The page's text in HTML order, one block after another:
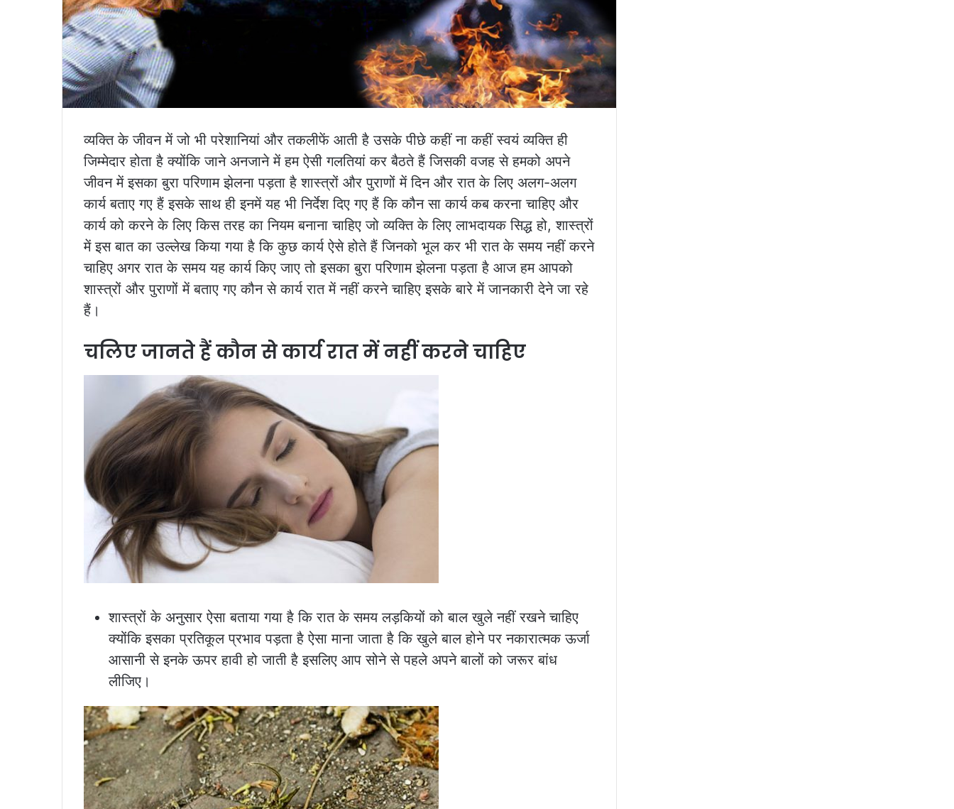
व्यक्ति के जीवन में जो भी परेशानियां और तकलीफें आती है उसके पीछे कहीं ना कहीं स्वयं व्यक्ति ही
जिम्मेदार होता है क्योंकि जाने अनजाने में हम ऐसी गलतियां कर बैठते हैं जिसकी वजह से हमको अपने
जीवन में इसका बुरा परिणाम झेलना पड़ता है शास्त्रों और पुराणों में दिन और रात के लिए अलग-अलग
कार्य बताए गए हैं इसके साथ ही इनमें यह भी निर्देश दिए गए हैं कि कौन सा कार्य कब करना चाहिए और
कार्य को करने के लिए किस तरह का नियम बनाना चाहिए जो व्यक्ति के लिए लाभदायक सिद्ध हो, शास्त्रों
में इस बात का उल्लेख किया गया है कि कुछ कार्य ऐसे होते हैं जिनको भूल कर भी रात के समय नहीं करने
चाहिए अगर रात के समय यह कार्य किए जाए तो इसका बुरा परिणाम झेलना पड़ता है आज हम आपको
शास्त्रों और पुराणों में बताए गए कौन से कार्य रात में नहीं करने चाहिए इसके बारे में जानकारी देने जा रहे
हैं।
चलिए जानते हैं कौन से कार्य रात में नहीं करने चाहिए
शास्त्रों के अनुसार ऐसा बताया गया है कि रात के समय लड़कियों को बाल खुले नहीं रखने चाहिए
क्योंकि इसका प्रतिकूल प्रभाव पड़ता है ऐसा माना जाता है कि खुले बाल होने पर नकारात्मक ऊर्जा
आसानी से इनके ऊपर हावी हो जाती है इसलिए आप सोने से पहले अपने बालों को जरूर बांध
लीजिए।